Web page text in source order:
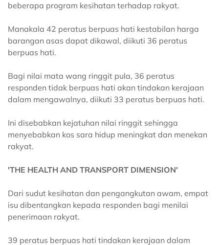
beberapa program kesihatan terhadap rakyat.
Manakala 42 peratus berpuas hati kestabilan harga
barangan asas dapat dikawal, diikuti 36 peratus
berpuas hati.
Bagi nilai mata wang ringgit pula, 36 peratus
responden tidak berpuas hati akan tindakan kerajaan
dalam mengawalnya, diikuti 33 peratus berpuas hati.
Ini disebabkan kejatuhan nilai ringgit sehingga
menyebabkan kos sara hidup meningkat dan menekan
rakyat.
'THE HEALTH AND TRANSPORT DIMENSION'
Dari sudut kesihatan dan pengangkutan awam, empat
isu dibentangkan kepada responden bagi menilai
penerimaan rakyat.
39 peratus berpuas hati tindakan kerajaan dalam